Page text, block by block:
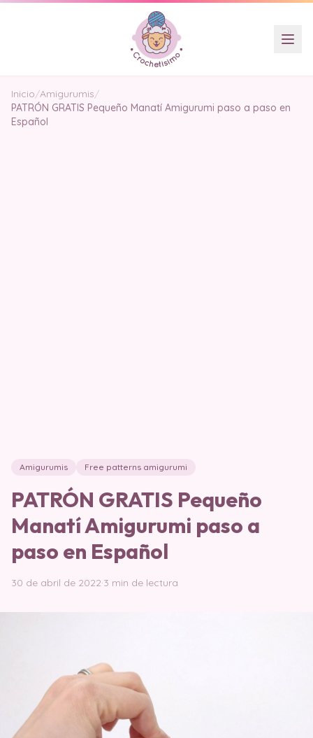
Inicio/Amigurumis/
PATRÓN GRATIS Pequeño Manatí Amigurumi paso a paso en
Español
Amigurumis Free patterns amigurumi
PATRÓN GRATIS Pequeño
Manatí Amigurumi paso a
paso en Español
30 de abril de 2022·3 min de lectura